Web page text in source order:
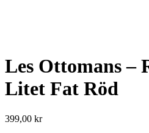
Les Ottomans –
Litet Fat Röd
399,00 kr